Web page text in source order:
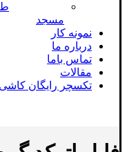
مسجد
نمونه کار
درباره ما
تماس باما
مقالات
تکسچر رایگان